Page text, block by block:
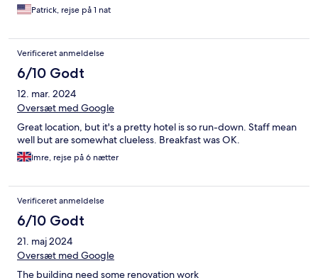
Patrick, rejse på 1 nat
Verificeret anmeldelse
6/10 Godt
12. mar. 2024
Oversæt med Google
Great location, but it's a pretty hotel is so run-down. Staff mean
well but are somewhat clueless. Breakfast was OK.
Imre, rejse på 6 nætter
Verificeret anmeldelse
6/10 Godt
21. maj 2024
Oversæt med Google
The building need some renovation work